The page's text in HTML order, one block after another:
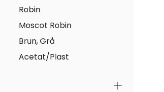
Robin
Moscot Robin
Brun, Grå
Acetat/Plast